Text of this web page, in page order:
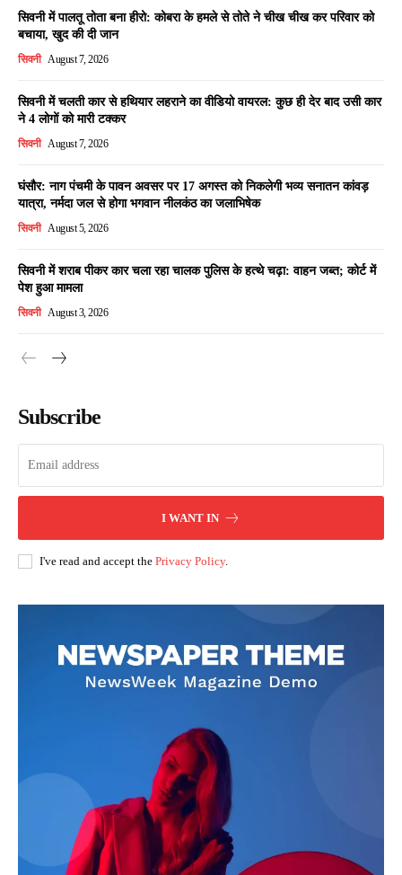
सिवनी में पालतू तोता बना हीरो: कोबरा के हमले से तोते ने चीख चीख कर परिवार को
बचाया, खुद की दी जान
सिवनी August 7, 2026
सिवनी में चलती कार से हथियार लहराने का वीडियो वायरल: कुछ ही देर बाद उसी कार
ने 4 लोगों को मारी टक्कर
सिवनी August 7, 2026
घंसौर: नाग पंचमी के पावन अवसर पर 17 अगस्त को निकलेगी भव्य सनातन कांवड़
यात्रा, नर्मदा जल से होगा भगवान नीलकंठ का जलाभिषेक
सिवनी August 5, 2026
सिवनी में शराब पीकर कार चला रहा चालक पुलिस के हत्थे चढ़ा: वाहन जब्त; कोर्ट में
पेश हुआ मामला
सिवनी August 3, 2026
Subscribe
I WANT IN
I've read and accept the Privacy Policy.